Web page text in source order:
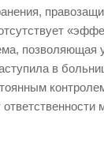
позволяющая
в